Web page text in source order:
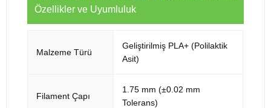
Özellikler ve Uyumluluk
Malzeme Türü
Geliştirilmiş PLA+ (Polilaktik
Asit)
Filament Çapı
1.75 mm (±0.02 mm
Tolerans)